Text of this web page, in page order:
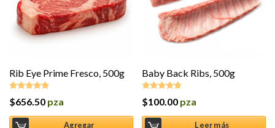
Rib Eye Prime Fresco, 500g
Valorado en
$656.50 pza
Agregar
Baby Back Ribs, 500g
Valorado
$100.00 pza
Leer más